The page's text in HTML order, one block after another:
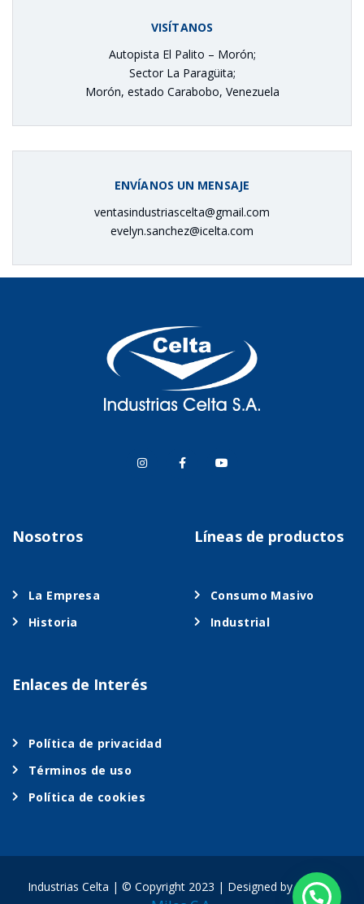
VISÍTANOS
Autopista El Palito – Morón;
Sector La Paragüita;
Morón, estado Carabobo, Venezuela
ENVÍANOS UN MENSAJE
ventasindustriascelta@gmail.com
evelyn.sanchez@icelta.com
Nosotros
La Empresa
Historia
Líneas de productos
Consumo Masivo
Industrial
Enlaces de Interés
Política de privacidad
Términos de uso
Política de cookies
Industrias Celta | © Copyright 2023 | Designed byGrupo